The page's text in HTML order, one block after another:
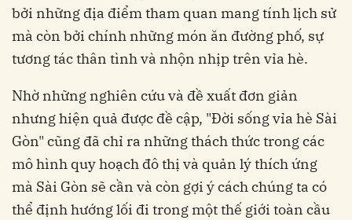
bởi những địa điểm tham quan mang tính lịch sử
mà còn bởi chính những món ăn đường phố, sự
tương tác thân tình và nhộn nhịp trên vỉa hè.
Nhờ những nghiên cứu và đề xuất đơn giản
nhưng hiện quả được đề cập, "Đời sống vỉa hè Sài
Gòn" cũng đã chỉ ra những thách thức trong các
mô hình quy hoạch đô thị và quản lý thích ứng
mà Sài Gòn sẽ cần và còn gợi ý cách chúng ta có
thể định hướng lối đi trong một thế giới toàn cầu